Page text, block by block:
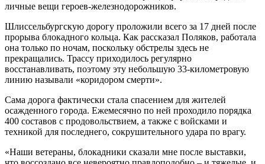
личные вещи героев-железнодорожников.
Шлиссельбургскую дорогу проложили всего за 17 дней после
прорыва блокадного кольца. Как рассказал Поляков, работала
она только по ночам, поскольку обстрелы здесь не
прекращались. Трассу приходилось регулярно
восстанавливать, поэтому эту небольшую 33-километровую
линию называли «коридором смерти».
Сама дорога фактически стала спасением для жителей
осажденного города. Ежемесячно по ней проходило порядка
400 составов с продовольствием, а также с войсками и
техникой для последнего, сокрушительного удара по врагу.
«Наши ветераны, блокадники сказали мне после выставки,